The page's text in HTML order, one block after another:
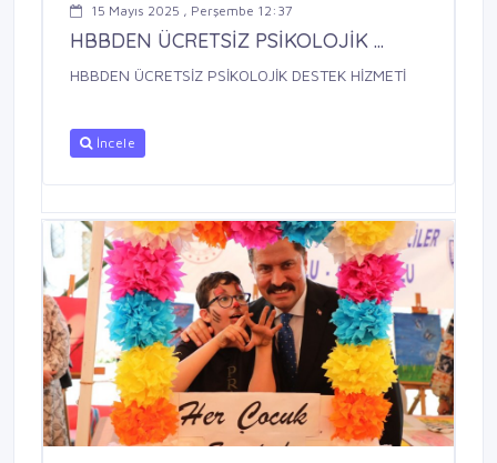
15 Mayıs 2025 , Perşembe 12:37
HBBDEN ÜCRETSİZ PSİKOLOJİK ...
HBBDEN ÜCRETSİZ PSİKOLOJİK DESTEK HİZMETİ
İncele